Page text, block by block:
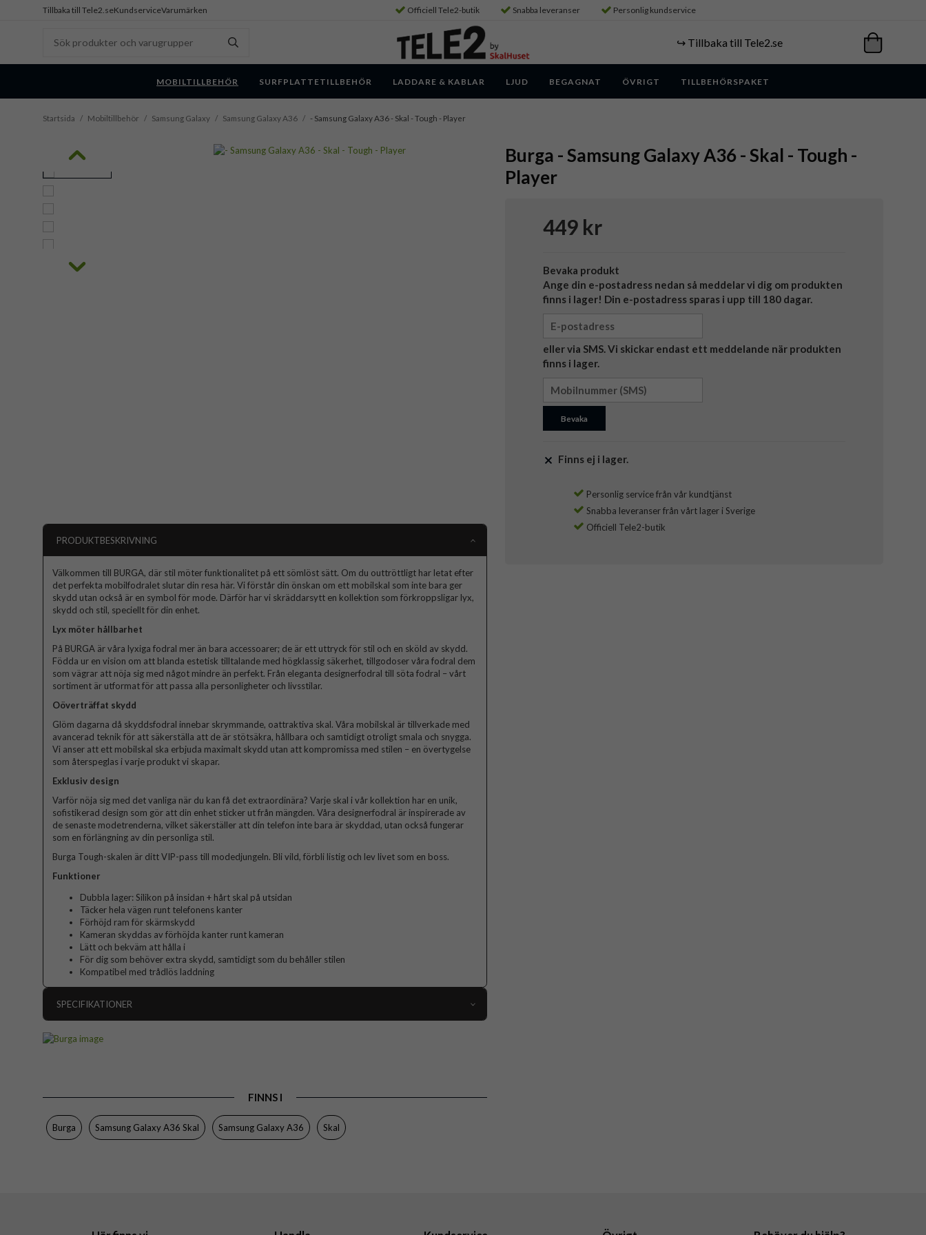
Tillbaka till Tele2.seKundserviceVarumärken Officiell Tele2-butik Snabba leveranser Personlig kundservice
↪️ Tillbaka till Tele2.se
MOBILTILLBEHÖR SURFPLATTETILLBEHÖR LADDARE & KABLAR LJUD BEGAGNAT ÖVRIGT TILLBEHÖRSPAKET
Startsida / Mobiltillbehör / Samsung Galaxy / Samsung Galaxy A36 / - Samsung Galaxy A36 - Skal - Tough - Player
Burga - Samsung Galaxy A36 - Skal - Tough -
Player
449 kr
Bevaka produkt
Ange din e-postadress nedan så meddelar vi dig om produkten
finns i lager! Din e-postadress sparas i upp till 180 dagar.
eller via SMS. Vi skickar endast ett meddelande när produkten
finns i lager.
Bevaka
Finns ej i lager.
Personlig service från vår kundtjänst
Snabba leveranser från vårt lager i Sverige
Officiell Tele2-butik
PRODUKTBESKRIVNING
Välkommen till BURGA, där stil möter funktionalitet på ett sömlöst sätt. Om du outtröttligt har letat efter
det perfekta mobilfodralet slutar din resa här. Vi förstår din önskan om ett mobilskal som inte bara ger
skydd utan också är en symbol för mode. Därför har vi skräddarsytt en kollektion som förkroppsligar lyx,
skydd och stil, speciellt för din enhet.
Lyx möter hållbarhet
På BURGA är våra lyxiga fodral mer än bara accessoarer; de är ett uttryck för stil och en sköld av skydd.
Födda ur en vision om att blanda estetisk tilltalande med högklassig säkerhet, tillgodoser våra fodral dem
som vägrar att nöja sig med något mindre än perfekt. Från eleganta designerfodral till söta fodral – vårt
sortiment är utformat för att passa alla personligheter och livsstilar.
Oöverträffat skydd
Glöm dagarna då skyddsfodral innebar skrymmande, oattraktiva skal. Våra mobilskal är tillverkade med
avancerad teknik för att säkerställa att de är stötsäkra, hållbara och samtidigt otroligt smala och snygga.
Vi anser att ett mobilskal ska erbjuda maximalt skydd utan att kompromissa med stilen – en övertygelse
som återspeglas i varje produkt vi skapar.
Exklusiv design
Varför nöja sig med det vanliga när du kan få det extraordinära? Varje skal i vår kollektion har en unik,
sofistikerad design som gör att din enhet sticker ut från mängden. Våra designerfodral är inspirerade av
de senaste modetrenderna, vilket säkerställer att din telefon inte bara är skyddad, utan också fungerar
som en förlängning av din personliga stil.
Burga Tough-skalen är ditt VIP-pass till modedjungeln. Bli vild, förbli listig och lev livet som en boss.
Funktioner
Dubbla lager: Silikon på insidan + hårt skal på utsidan
Täcker hela vägen runt telefonens kanter
Förhöjd ram för skärmskydd
Kameran skyddas av förhöjda kanter runt kameran
Lätt och bekväm att hålla i
För dig som behöver extra skydd, samtidigt som du behåller stilen
Kompatibel med trådlös laddning
SPECIFIKATIONER
Färg
Flerfärgad
Material
Hårdplast (PC), Mjukplast (TPU)
Varumärke
FINNS I
Burga Samsung Galaxy A36 Skal Samsung Galaxy A36 Skal